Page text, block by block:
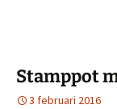
Stamppot
3 februari 2016